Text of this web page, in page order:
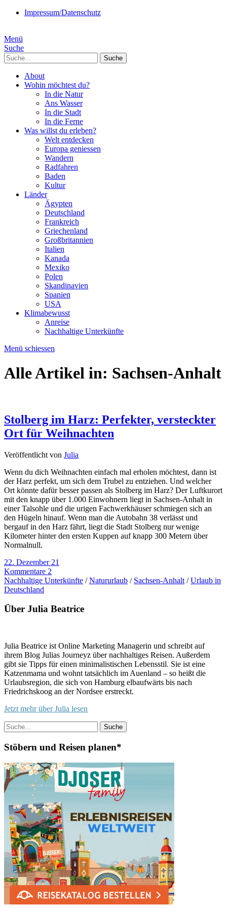
Impressum/Datenschutz
Menü
Suche
Suche
About
Wohin möchtest du?
In die Natur
Ans Wasser
In die Stadt
In die Ferne
Was willst du erleben?
Welt entdecken
Europa geniessen
Wandern
Radfahren
Baden
Kultur
Länder
Ägypten
Deutschland
Frankreich
Griechenland
Großbritannien
Italien
Kanada
Mexiko
Polen
Skandinavien
Spanien
USA
Klimabewusst
Anreise
Nachhaltige Unterkünfte
Menü schiessen
Alle Artikel in: Sachsen-Anhalt
Stolberg im Harz: Perfekter, versteckter
Ort für Weihnachten
Veröffentlicht von Julia
Wenn du dich Weihnachten einfach mal erholen möchtest, dann ist
der Harz perfekt, um sich dem Trubel zu entziehen. Und welcher
Ort könnte dafür besser passen als Stolberg im Harz? Der Luftkurort
mit den knapp über 1.000 Einwohnern liegt in Sachsen-Anhalt in
einer Talsohle und die urigen Fachwerkhäuser schmiegen sich an
den Hügeln hinauf. Wenn man die Autobahn 38 verlässt und
bergauf in den Harz fährt, liegt die Stadt Stolberg nur wenige
Kilometer hinter den ersten Kuppen auf knapp 300 Metern über
Normalnull.
22. Dezember 21
Kommentare 2
Nachhaltige Unterkünfte /Natururlaub / Sachsen-Anhalt /Urlaub in
Deutschland
Über Julia Beatrice
Julia Beatrice ist Online Marketing Managerin und schreibt auf
ihrem Blog Julias Journeyz über nachhaltiges Reisen. Außerdem
gibt sie Tipps für einen minimalistischen Lebensstil. Sie ist eine
Katzenmama und wohnt tatsächlich im Auenland – so heißt die
Urlaubsregion, die sich von Hamburg elbaufwärts bis nach
Friedrichskoog an der Nordsee erstreckt.
Jetzt mehr über Julia lesen
Suche
Stöbern und Reisen planen*